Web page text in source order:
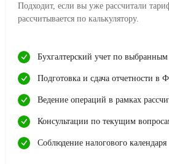
Подходит, если вы уже рассчитали
рассчитывается по калькулятору.
Бухгалтерский учет по
Подготовка и сдача отчетности в
Ведение операций в рамках
Консультации по текущим
Соблюдение налогового календаря